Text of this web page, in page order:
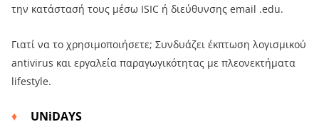
την κατάστασή τους μέσω ISIC ή διεύθυνσης email .edu.
Γιατί να το χρησιμοποιήσετε; Συνδυάζει έκπτωση λογισμικού
antivirus και εργαλεία παραγωγικότητας με πλεονεκτήματα
lifestyle.
UNiDAYS